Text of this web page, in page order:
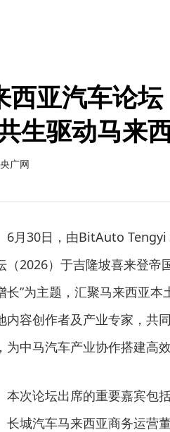
亚汽车论
生驱动马来
广网
6月30日，由BitAuto
（2026）于吉隆坡喜来登帝
长”为主题，汇聚马来西亚本
内容创作者及产业专家，共
为中马汽车产业协作搭建高效
本次论坛出席的重要嘉宾包
长城汽车马来西亚商务运营